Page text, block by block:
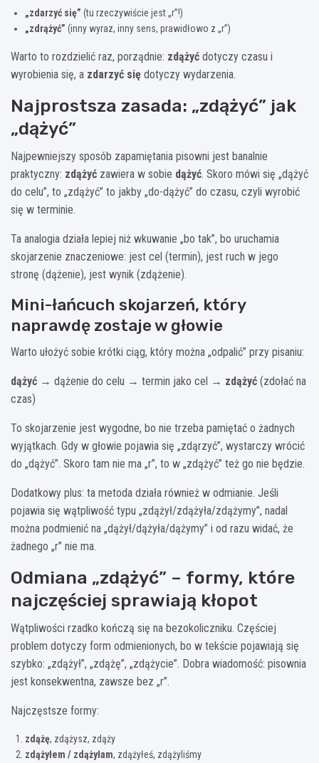
„zdarzyć się” (tu rzeczywiście jest „r”!)
„zdrążyć” (inny wyraz, inny sens, prawidłowo z „r”)
Warto to rozdzielić raz, porządnie: zdążyć dotyczy czasu i
wyrobienia się, a zdarzyć się dotyczy wydarzenia.
Najprostsza zasada: „zdążyć” jak
„dążyć”
Najpewniejszy sposób zapamiętania pisowni jest banalnie
praktyczny: zdążyć zawiera w sobie dążyć. Skoro mówi się „dążyć
do celu”, to „zdążyć” to jakby „do-dążyć” do czasu, czyli wyrobić
się w terminie.
Ta analogia działa lepiej niż wkuwanie „bo tak”, bo uruchamia
skojarzenie znaczeniowe: jest cel (termin), jest ruch w jego
stronę (dążenie), jest wynik (zdążenie).
Mini-łańcuch skojarzeń, który
naprawdę zostaje w głowie
Warto ułożyć sobie krótki ciąg, który można „odpalić” przy pisaniu:
dążyć → dążenie do celu → termin jako cel → zdążyć (zdołać na
czas)
To skojarzenie jest wygodne, bo nie trzeba pamiętać o żadnych
wyjątkach. Gdy w głowie pojawia się „zdąrzyć”, wystarczy wrócić
do „dążyć”. Skoro tam nie ma „r”, to w „zdążyć” też go nie będzie.
Dodatkowy plus: ta metoda działa również w odmianie. Jeśli
pojawia się wątpliwość typu „zdążył/zdążyła/zdążymy”, nadal
można podmienić na „dążył/dążyła/dążymy” i od razu widać, że
żadnego „r” nie ma.
Odmiana „zdążyć” – formy, które
najczęściej sprawiają kłopot
Wątpliwości rzadko kończą się na bezokoliczniku. Częściej
problem dotyczy form odmienionych, bo w tekście pojawiają się
szybko: „zdążył”, „zdążę”, „zdążycie”. Dobra wiadomość: pisownia
jest konsekwentna, zawsze bez „r”.
Najczęstsze formy:
zdążę, zdążysz, zdąży
zdążyłem / zdążyłam, zdążyłeś, zdążyliśmy